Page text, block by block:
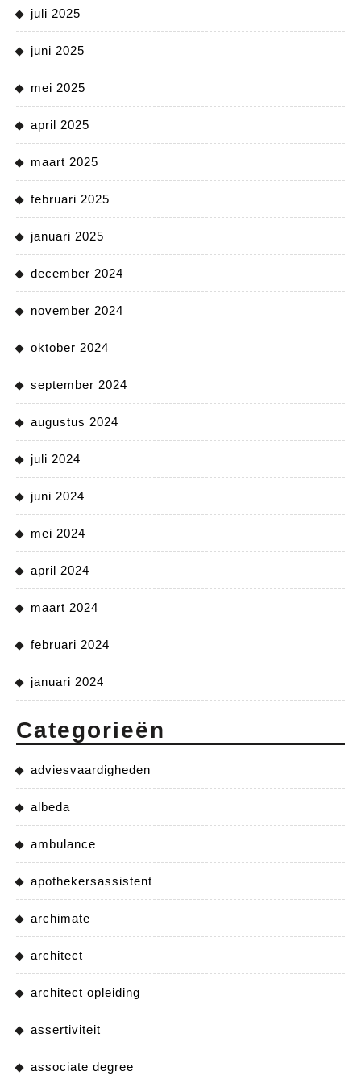
juli 2025
juni 2025
mei 2025
april 2025
maart 2025
februari 2025
januari 2025
december 2024
november 2024
oktober 2024
september 2024
augustus 2024
juli 2024
juni 2024
mei 2024
april 2024
maart 2024
februari 2024
januari 2024
Categorieën
adviesvaardigheden
albeda
ambulance
apothekersassistent
archimate
architect
architect opleiding
assertiviteit
associate degree